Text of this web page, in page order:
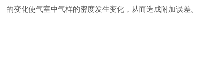
的变化使气室中气样的密度发生变化，从而造成附加误差。